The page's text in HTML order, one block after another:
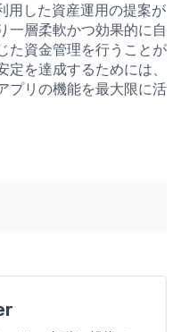
用した資産運用の提案が
一層柔軟かつ効果的に自
た資金管理を行うことが
を達成するためには、
プリの機能を最大限に活